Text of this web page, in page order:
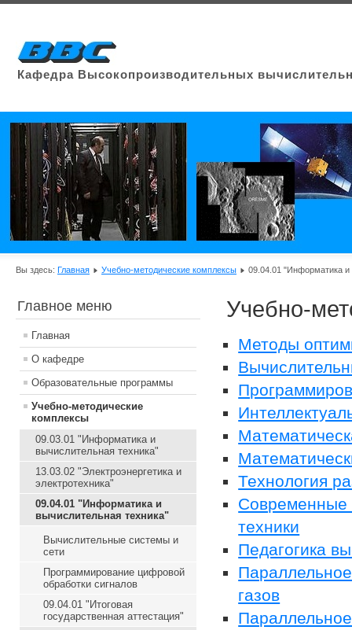
Кафедра Высокопроизводительных
Вы здесь: Главная Учебно-методические комплексы 09.04.01 "Информатика и
Главное меню
Главная
О кафедре
Образовательные программы
Учебно-методические
комплексы
09.03.01 "Информатика и
вычислительная техника"
13.03.02 "Электроэнергетика и
электротехника"
09.04.01 "Информатика и
вычислительная техника"
Вычислительные системы и
сети
Программирование цифровой
обработки сигналов
09.04.01 "Итоговая
государственная аттестация"
Учебно-
Методы
Технология
Современные
техники
Педагогика
газов